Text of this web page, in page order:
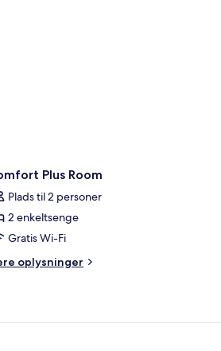
Plus Room
Plads til 2 personer
2 enkeltsenge
Gratis Wi-Fi
oplysninger